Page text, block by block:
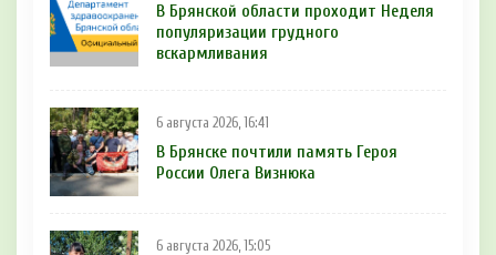
В Брянской области проходит Неделя
популяризации грудного
вскармливания
6 августа 2026, 16:41
В Брянске почтили память Героя
России Олега Визнюка
6 августа 2026, 15:05